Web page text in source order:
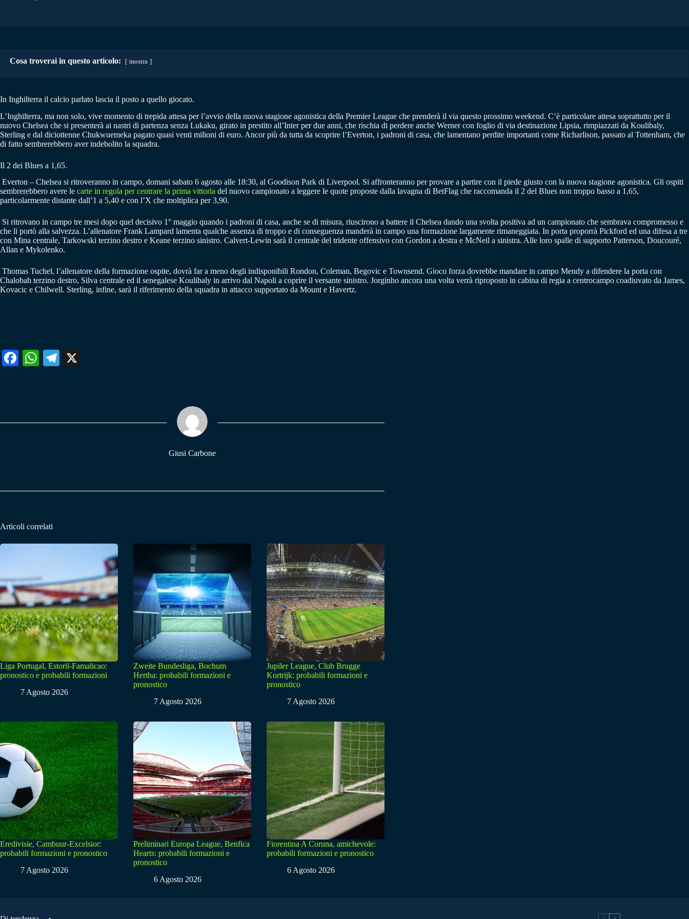
Cosa troverai in questo articolo: mostra
In Inghilterra il calcio parlato lascia il posto a quello giocato.
L’Inghilterra, ma non solo, vive momento di trepida attesa per l’avvio della nuova stagione agonistica della Premier League che prenderà il via questo prossimo weekend. C’è particolare attesa soprattutto per il
nuovo Chelsea che si presenterà ai nastri di partenza senza Lukaku, girato in prestito all’Inter per due anni, che rischia di perdere anche Werner con foglio di via destinazione Lipsia, rimpiazzati da Koulibaly,
Sterling e dal diciottenne Chukwuemeka pagato quasi venti milioni di euro. Ancor più da tutta da scoprire l’Everton, i padroni di casa, che lamentano perdite importanti come Richarlison, passato al Tottenham, che
di fatto sembrerebbero aver indebolito la squadra.
Il 2 dei Blues a 1,65.
Everton – Chelsea si ritroveranno in campo, domani sabato 6 agosto alle 18:30, al Goodison Park di Liverpool. Si affronteranno per provare a partire con il piede giusto con la nuova stagione agonistica. Gli ospiti
sembrerebbero avere le carte in regola per centrare la prima vittoria del nuovo campionato a leggere le quote proposte dalla lavagna di BetFlag che raccomanda il 2 del Blues non troppo basso a 1,65,
particolarmente distante dall’1 a 5,40 e con l’X che moltiplica per 3,90.
Si ritrovano in campo tre mesi dopo quel decisivo 1° maggio quando i padroni di casa, anche se di misura, riuscirono a battere il Chelsea dando una svolta positiva ad un campionato che sembrava compromesso e
che li portò alla salvezza. L’allenatore Frank Lampard lamenta qualche assenza di troppo e di conseguenza manderà in campo una formazione largamente rimaneggiata. In porta proporrà Pickford ed una difesa a tre
con Mina centrale, Tarkowski terzino destro e Keane terzino sinistro. Calvert-Lewin sarà il centrale del tridente offensivo con Gordon a destra e McNeil a sinistra. Alle loro spalle di supporto Patterson, Doucouré,
Allan e Mykolenko.
Thomas Tuchel, l’allenatore della formazione ospite, dovrà far a meno degli indisponibili Rondon, Coleman, Begovic e Townsend. Gioco forza dovrebbe mandare in campo Mendy a difendere la porta con
Chalobah terzino destro, Silva centrale ed il senegalese Koulibaly in arrivo dal Napoli a coprire il versante sinistro. Jorginho ancora una volta verrà riproposto in cabina di regia a centrocampo coadiuvato da James,
Kovacic e Chilwell. Sterling, infine, sarà il riferimento della squadra in attacco supportato da Mount e Havertz.
Fa W
pp
Te
m
Giusi Carbone
Articoli correlati
Liga Portugal, Estoril-Famalicao:
pronostico e probabili formazioni
7 Agosto 2026
Zweite Bundesliga, Bochum
Hertha: probabili formazioni e
pronostico
7 Agosto 2026
Jupiler League, Club Brugge
Kortrijk: probabili formazioni e
pronostico
7 Agosto 2026
Eredivisie, Cambuur-Excelsior:
probabili formazioni e pronostico
7 Agosto 2026
Preliminari Europa League, Benfica
Hearts: probabili formazioni e
pronostico
6 Agosto 2026
Fiorentina A Coruna, amichevole:
probabili formazioni e pronostico
6 Agosto 2026